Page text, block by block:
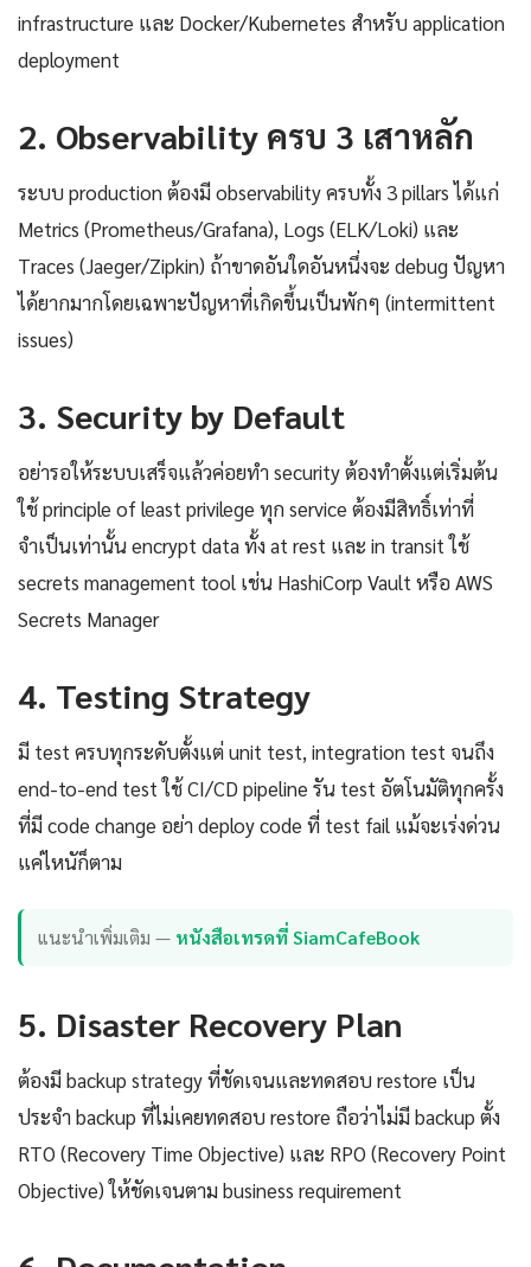
infrastructure และ Docker/Kubernetes สำหรับ application
deployment
2. Observability ครบ 3 เสาหลัก
ระบบ production ต้องมี observability ครบทั้ง 3 pillars ได้แก่
Metrics (Prometheus/Grafana), Logs (ELK/Loki) และ
Traces (Jaeger/Zipkin) ถ้าขาดอันใดอันหนึ่งจะ debug ปัญหา
ได้ยากมากโดยเฉพาะปัญหาที่เกิดขึ้นเป็นพักๆ (intermittent
issues)
3. Security by Default
อย่ารอให้ระบบเสร็จแล้วค่อยทำ security ต้องทำตั้งแต่เริ่มต้น
ใช้ principle of least privilege ทุก service ต้องมีสิทธิ์เท่าที่
จำเป็นเท่านั้น encrypt data ทั้ง at rest และ in transit ใช้
secrets management tool เช่น HashiCorp Vault หรือ AWS
Secrets Manager
4. Testing Strategy
มี test ครบทุกระดับตั้งแต่ unit test, integration test จนถึง
end-to-end test ใช้ CI/CD pipeline รัน test อัตโนมัติทุกครั้ง
ที่มี code change อย่า deploy code ที่ test fail แม้จะเร่งด่วน
แค่ไหนัก็ตาม
แนะนำเพิ่มเติม — หนังสือเทรดที่ SiamCafeBook
5. Disaster Recovery Plan
ต้องมี backup strategy ที่ชัดเจนและทดสอบ restore เป็น
ประจำ backup ที่ไม่เคยทดสอบ restore ถือว่าไม่มี backup ตั้ง
RTO (Recovery Time Objective) และ RPO (Recovery Point
Objective) ให้ชัดเจนตาม business requirement